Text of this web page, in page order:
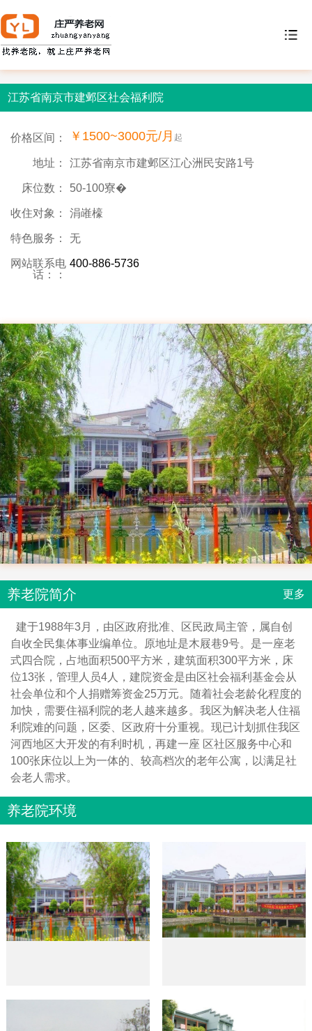
江苏省南京市建邺区社会福利院
价格区间： ￥1500~3000元/月 起
地址： 江苏省南京市建邺区江心洲民安路1号
床位数： 50-100寮�
收住对象： 涓嶉檺
特色服务： 无
网站联系电
话：：
400-886-5736
养老院简介 更多
建于1988年3月，由区政府批准、区民政局主管，属自创
自收全民集体事业编单位。原地址是木屐巷9号。是一座老
式四合院，占地面积500平方米，建筑面积300平方米，床
位13张，管理人员4人，建院资金是由区社会福利基金会从
社会单位和个人捐赠筹资金25万元。随着社会老龄化程度的
加快，需要住福利院的老人越来越多。我区为解决老人住福
利院难的问题，区委、区政府十分重视。现已计划抓住我区
河西地区大开发的有利时机，再建一座 区社区服务中心和
100张床位以上为一体的、较高档次的老年公寓，以满足社
会老人需求。
养老院环境